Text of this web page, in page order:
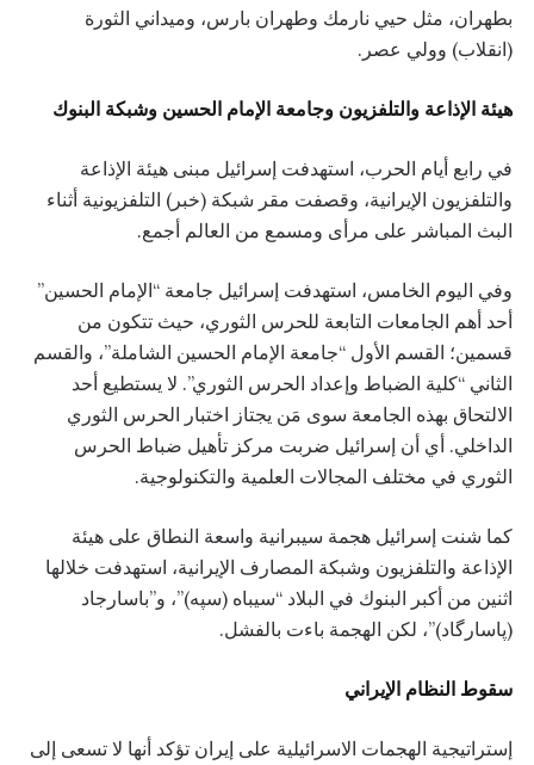
بطهران، مثل حيي نارمك وطهران بارس، وميداني الثورة
(انقلاب) وولي عصر.
هيئة الإذاعة والتلفزيون وجامعة الإمام الحسين وشبكة البنوك
في رابع أيام الحرب، استهدفت إسرائيل مبنى هيئة الإذاعة
والتلفزيون الإيرانية، وقصفت مقر شبكة (خبر) التلفزيونية أثناء
البث المباشر على مرأى ومسمع من العالم أجمع.
وفي اليوم الخامس، استهدفت إسرائيل جامعة “الإمام الحسين”
أحد أهم الجامعات التابعة للحرس الثوري، حيث تتكون من
قسمين؛ القسم الأول “جامعة الإمام الحسين الشاملة”، والقسم
الثاني “كلية الضباط وإعداد الحرس الثوري”. لا يستطيع أحد
الالتحاق بهذه الجامعة سوى مَن يجتاز اختبار الحرس الثوري
الداخلي. أي أن إسرائيل ضربت مركز تأهيل ضباط الحرس
الثوري في مختلف المجالات العلمية والتكنولوجية.
كما شنت إسرائيل هجمة سيبرانية واسعة النطاق على هيئة
الإذاعة والتلفزيون وشبكة المصارف الإيرانية، استهدفت خلالها
اثنين من أكبر البنوك في البلاد “سيباه (سپه)”، و”باسارجاد
(پاسارگاد)”، لكن الهجمة باءت بالفشل.
سقوط النظام الإيراني
إستراتيجية الهجمات الاسرائيلية على إيران تؤكد أنها لا تسعى إلى